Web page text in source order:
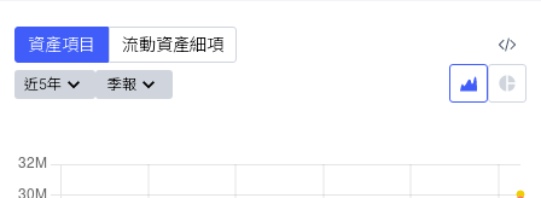
資產項目 流動資產細項
近5年 季報